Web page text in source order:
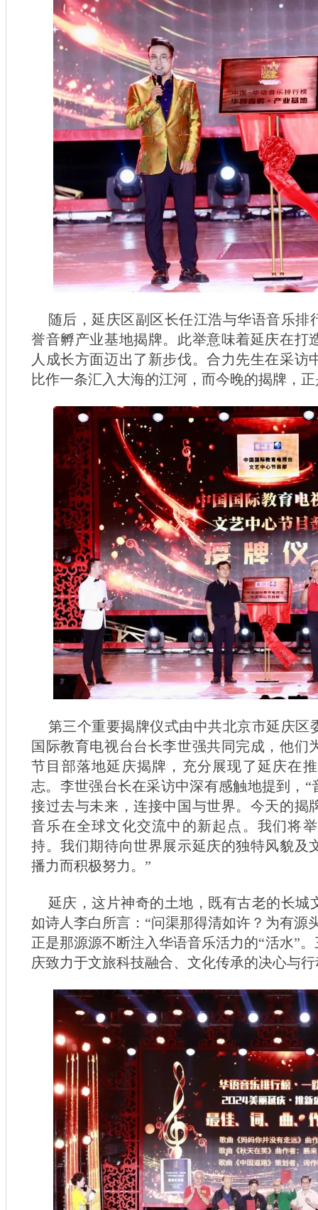
随后，延庆区副区长任江浩与华语音乐排
誉音孵产业基地揭牌。此举意味着延庆在打
人成长方面迈出了新步伐。合力先生在采访
比作一条汇入大海的江河，而今晚的揭牌，
第三个重要揭牌仪式由中共北京市延庆区
国际教育电视台台长李世强共同完成，他们
节目部落地延庆揭牌，充分展现了延庆在
志。李世强台长在采访中深有感触地提到，
接过去与未来，连接中国与世界。今天的揭
音乐在全球文化交流中的新起点。我们将
持。我们期待向世界展示延庆的独特风貌及
播力而积极努力。”
延庆，这片神奇的土地，既有古老的长城
如诗人李白所言：“问渠那得清如许？为有源
正是那源源不断注入华语音乐活力的“活水”
庆致力于文旅科技融合、文化传承的决心与